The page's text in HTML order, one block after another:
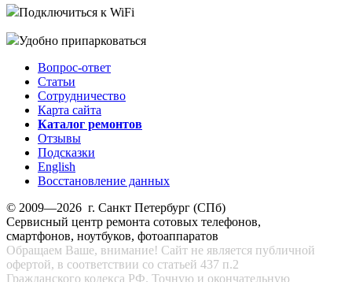
Подключиться к WiFi
Удобно припарковаться
Вопрос-ответ
Статьи
Сотрудничество
Карта сайта
Каталог ремонтов
Отзывы
Подсказки
English
Восстановление данных
© 2009—2026 г. Санкт Петербург (СПб)
Сервисный центр ремонта сотовых телефонов,
смартфонов, ноутбуков, фотоаппаратов
Обращаем Ваше, внимание! Сайт не является публичной
офертой, в соответствии со статьей 437 п.2
Гражданского кодекса РФ. Точную и окончательную